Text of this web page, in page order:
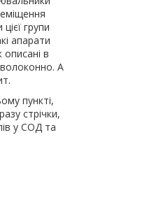
групи
апарати
в
волоконно. А
пункті,
стрічки,
у СОД та